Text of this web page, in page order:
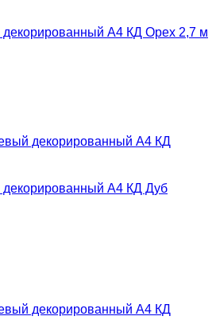
А4 КД Орех 2,7 м
А4 КД Дуб